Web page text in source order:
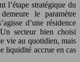
l’étape stratégique du
le paramètre
d’une résidence
secteur bien choisi
vie au quotidien, mais
liquidité accrue en cas